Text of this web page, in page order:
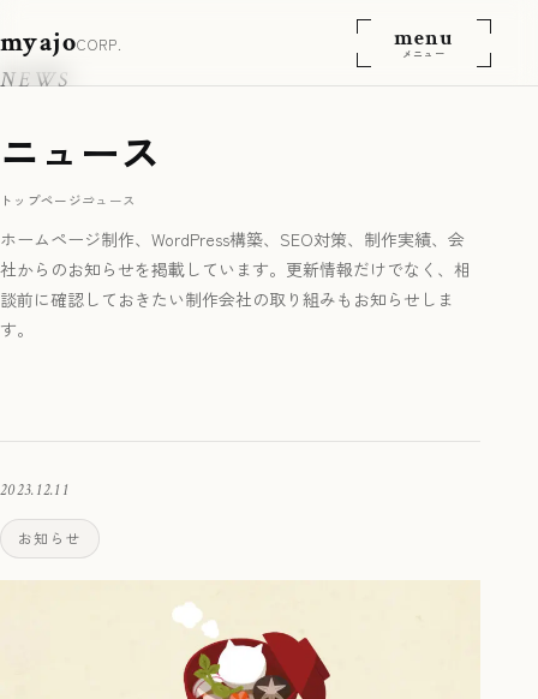
myajoCORP. menu
メニュー
NEWS
ニュース
トップページニュース
ホームページ制作、WordPress構築、SEO対策、制作実績、会
社からのお知らせを掲載しています。更新情報だけでなく、相
談前に確認しておきたい制作会社の取り組みもお知らせしま
す。
2023.12.11
お知らせ